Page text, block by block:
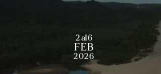
2 al 6
FEB
2026